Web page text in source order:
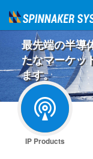
最先端の半導
たなマーケッ
ます。
IP Products